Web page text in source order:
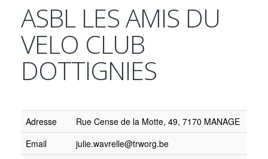
ASBL LES AMIS DU
VELO CLUB
DOTTIGNIES
Adresse
Rue Cense de la Motte, 49, 7170 MANAGE
Email
julie.wavrelle@trworg.be